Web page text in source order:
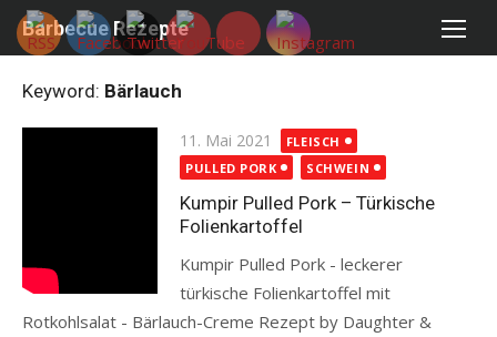
Skip
Barbecue Rezepte
Keyword: Bärlauch
Posted
on
11. Mai 2021
FLEISCH
PULLED PORK
SCHWEIN
Kumpir Pulled Pork – Türkische
Folienkartoffel
Kumpir Pulled Pork - leckerer
türkische Folienkartoffel mit
Rotkohlsalat - Bärlauch-Creme Rezept by Daughter &